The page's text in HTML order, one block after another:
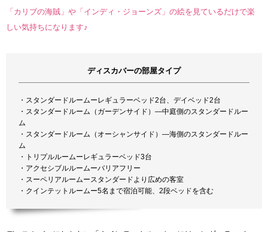
「カリブの海賊」や「インディ・ジョーンズ」の絵を見ているだけで楽
しい気持ちになります♪
ディスカバーの部屋タイプ
・スタンダードルームーレギュラーベッド2台、デイベッド2台
・スタンダードルーム（ガーデンサイド）―中庭側のスタンダードルー
ム
・スタンダードルーム（オーシャンサイド）―海側のスタンダードルー
ム
・トリプルルームーレギュラーベッド3台
・アクセシブルルームーバリアフリー
・スーペリアルームースタンダードより広めの客室
・クインテットルームー5名まで宿泊可能、2段ベッドを含む